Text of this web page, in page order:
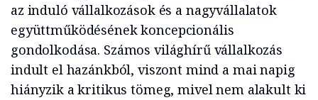
az induló vállalkozások és a nagyvállalatok
együttműködésének koncepcionális
gondolkodása. Számos világhírű vállalkozás
indult el hazánkból, viszont mind a mai napig
hiányzik a kritikus tömeg, mivel nem alakult ki